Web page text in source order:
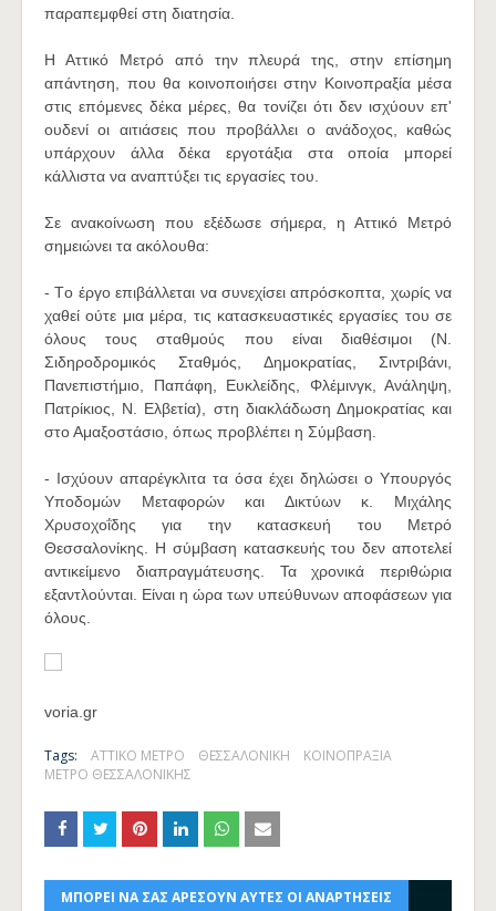
παραπεμφθεί στη διατησία.
Η Αττικό Μετρό από την πλευρά της, στην επίσημη
απάντηση, που θα κοινοποιήσει στην Κοινοπραξία μέσα
στις επόμενες δέκα μέρες, θα τονίζει ότι δεν ισχύουν επ'
ουδενί οι αιτιάσεις που προβάλλει ο ανάδοχος, καθώς
υπάρχουν άλλα δέκα εργοτάξια στα οποία μπορεί
κάλλιστα να αναπτύξει τις εργασίες του.
Σε ανακοίνωση που εξέδωσε σήμερα, η Αττικό Μετρό
σημειώνει τα ακόλουθα:
- Tο έργο επιβάλλεται να συνεχίσει απρόσκοπτα, χωρίς να
χαθεί ούτε μια μέρα, τις κατασκευαστικές εργασίες του σε
όλους τους σταθμούς που είναι διαθέσιμοι (Ν.
Σιδηροδρομικός Σταθμός, Δημοκρατίας, Σιντριβάνι,
Πανεπιστήμιο, Παπάφη, Ευκλείδης, Φλέμινγκ, Ανάληψη,
Πατρίκιος, Ν. Ελβετία), στη διακλάδωση Δημοκρατίας και
στο Αμαξοστάσιο, όπως προβλέπει η Σύμβαση.
- Ισχύουν απαρέγκλιτα τα όσα έχει δηλώσει ο Υπουργός
Υποδομών Μεταφορών και Δικτύων κ. Μιχάλης
Χρυσοχοΐδης για την κατασκευή του Μετρό
Θεσσαλονίκης. Η σύμβαση κατασκευής του δεν αποτελεί
αντικείμενο διαπραγμάτευσης. Τα χρονικά περιθώρια
εξαντλούνται. Είναι η ώρα των υπεύθυνων αποφάσεων για
όλους.
voria.gr
Tags: ΑΤΤΙΚΟ ΜΕΤΡΟ ΘΕΣΣΑΛΟΝΙΚΗ
ΚΟΙΝΟΠΡΑΞΙΑ
ΜΕΤΡΟ ΘΕΣΣΑΛΟΝΙΚΗΣ
ΜΠΟΡΕΙ ΝΑ ΣΑΣ ΑΡΕΣΟΥΝ ΑΥΤΕΣ ΟΙ ΑΝΑΡΤΗΣΕΙΣ